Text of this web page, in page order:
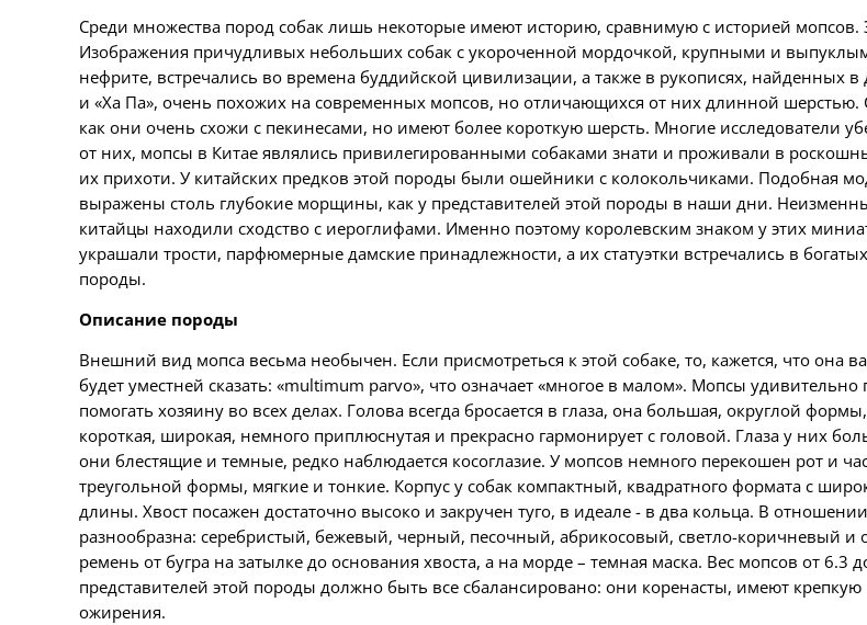
Среди множества пород собак лишь некоторые имеют историю, сравнимую с историей
Изображения причудливых небольших собак с укороченной мордочкой, крупными и
нефрите, встречались во времена буддийской цивилизации, а также в рукописях, найденных
и «Ха Па», очень похожих на современных мопсов, но отличающихся от них длинной шерстью.
как они очень схожи с пекинесами, но имеют более короткую шерсть. Многие исследователи
от них, мопсы в Китае являлись привилегированными собаками знати и проживали в
их прихоти. У китайских предков этой породы были ошейники с колокольчиками. Подобная
выражены столь глубокие морщины, как у представителей этой породы в наши дни.
китайцы находили сходство с иероглифами. Именно поэтому королевским знаком у этих
украшали трости, парфюмерные дамские принадлежности, а их статуэтки встречались в
породы.
Описание породы
Внешний вид мопса весьма необычен. Если присмотреться к этой собаке, то, кажется, что она
будет уместней сказать: «multimum parvo», что означает «многое в малом». Мопсы
помогать хозяину во всех делах. Голова всегда бросается в глаза, онабольшая, округлой формы,
короткая, широкая, немного приплюснутая и прекрасно гармонирует с головой. Глаза у них
они блестящие и темные, редко наблюдается косоглазие. У мопсов немного перекошен рот и ч
треугольной формы, мягкие и тонкие. Корпус у собак компактный, квадратного формата с
длины. Хвост посажен достаточно высоко и закручен туго, в идеале - в два кольца. В
разнообразна: серебристый, бежевый, черный, песочный, абрикосовый, светло-коричневый
ремень от бугра на затылке до основания хвоста, а на морде – темная маска. Вес мопсов от 6.3
представителей этой породы должно быть все сбалансировано: они коренасты, имеют
ожирения.